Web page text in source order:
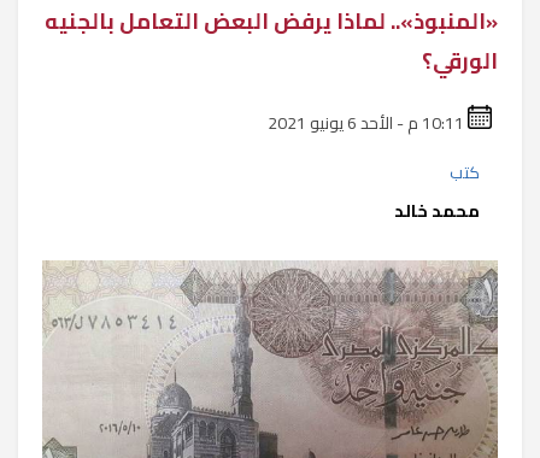
«المنبوذ».. لماذا يرفض البعض التعامل بالجنيه
الورقي؟
كتب
محمد خالد